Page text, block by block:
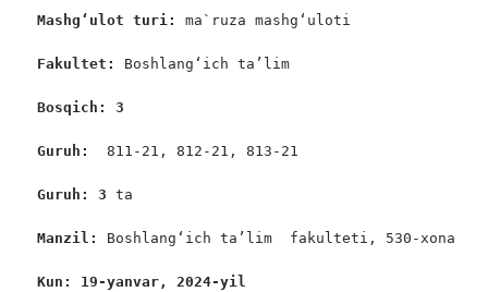
Mashg‘ulot turi: ma`ruza mashg‘uloti
Fakultet: Boshlang‘ich ta’lim
Bosqich: 3
Guruh: 811-21, 812-21, 813-21
Guruh: 3 ta
Manzil: Boshlang‘ich ta’lim  fakulteti, 530-xona
Kun: 19-yanvar, 2024-yil